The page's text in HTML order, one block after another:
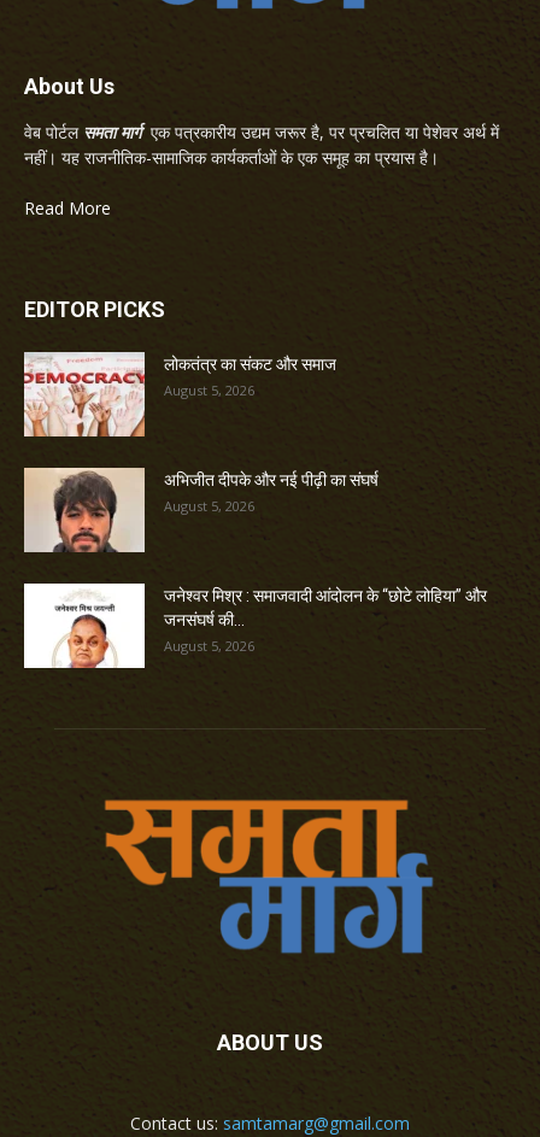
About Us
वेब पोर्टल समता मार्गएक पत्रकारीय उद्यम जरूर है, पर प्रचलित या पेशेवर अर्थ में
नहीं। यह राजनीतिक-सामाजिक कार्यकर्ताओं के एक समूह का प्रयास है।
Read More
EDITOR PICKS
लोकतंत्र का संकट और समाज
August 5, 2026
अभिजीत दीपके और नई पीढ़ी का संघर्ष
August 5, 2026
जनेश्वर मिश्र : समाजवादी आंदोलन के “छोटे लोहिया” और
जनसंघर्ष की...
August 5, 2026
ABOUT US
Contact us: samtamarg@gmail.com